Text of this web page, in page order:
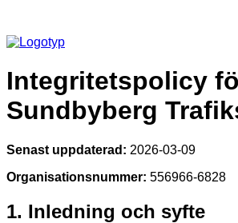
Integritetspolicy
Sundbyberg
Senast uppdaterad: 2026-03-09
Organisationsnummer: 556966-6828
1. Inledning och syfte